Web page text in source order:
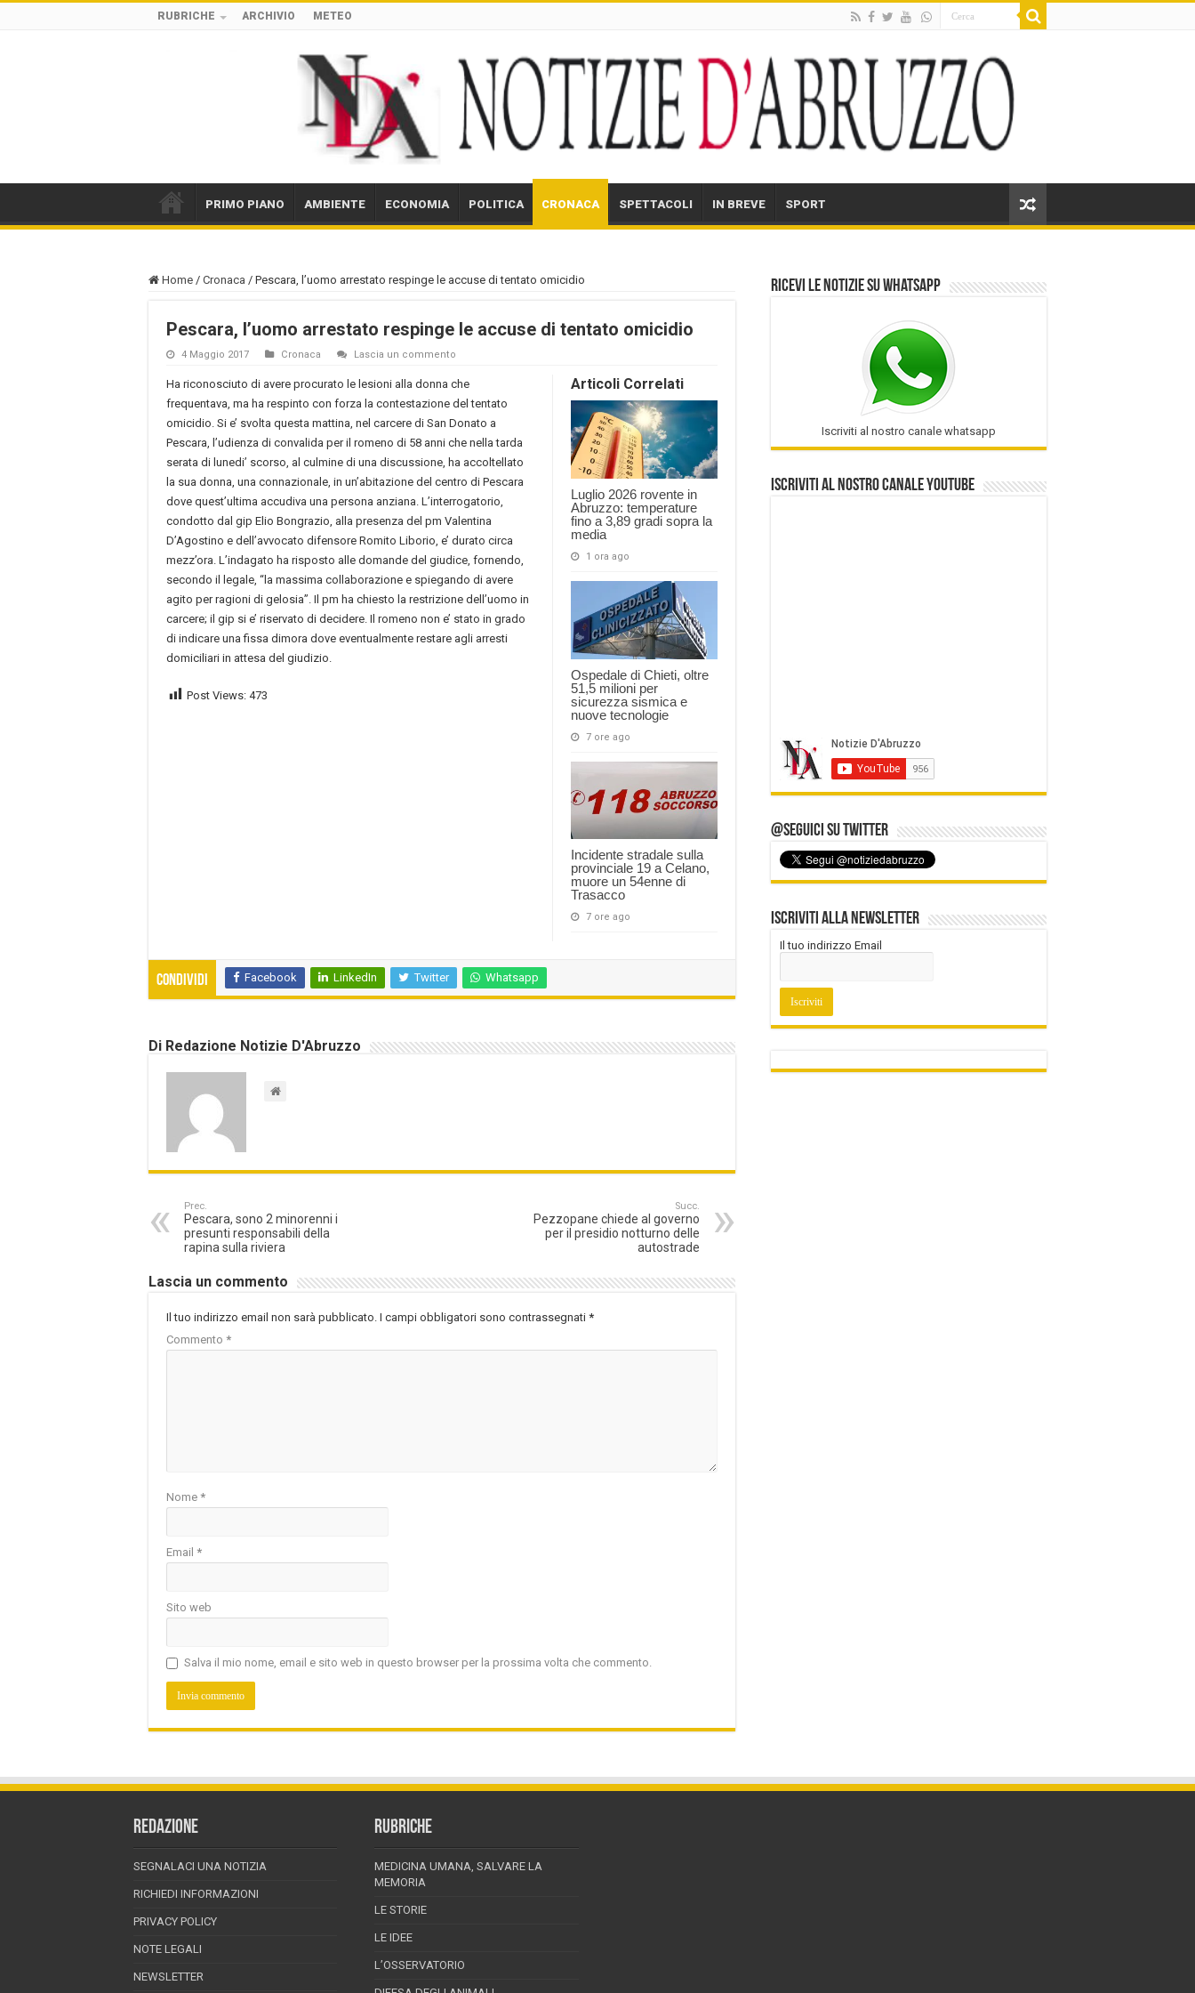
RUBRICHE ARCHIVIO METEO
PRIMO PIANO AMBIENTE ECONOMIA POLITICA CRONACA SPETTACOLI IN BREVE SPORT
Home / Cronaca / Pescara, l’uomo arrestato respinge le accuse di tentato omicidio
Pescara, l’uomo arrestato respinge le accuse di tentato omicidio
4 Maggio 2017 Cronaca Lascia un commento
Articoli Correlati
Luglio 2026 rovente in
Abruzzo: temperature
fino a 3,89 gradi sopra la
media
1 ora ago
Ospedale di Chieti, oltre
51,5 milioni per
sicurezza sismica e
nuove tecnologie
7 ore ago
Incidente stradale sulla
provinciale 19 a Celano,
muore un 54enne di
Trasacco
7 ore ago
Ha riconosciuto di avere procurato le lesioni alla donna che
frequentava, ma ha respinto con forza la contestazione del tentato
omicidio. Si e’ svolta questa mattina, nel carcere di San Donato a
Pescara, l’udienza di convalida per il romeno di 58 anni che nella tarda
serata di lunedi’ scorso, al culmine di una discussione, ha accoltellato
la sua donna, una connazionale, in un’abitazione del centro di Pescara
dove quest’ultima accudiva una persona anziana. L’interrogatorio,
condotto dal gip Elio Bongrazio, alla presenza del pm Valentina
D’Agostino e dell’avvocato difensore Romito Liborio, e’ durato circa
mezz’ora. L’indagato ha risposto alle domande del giudice, fornendo,
secondo il legale, “la massima collaborazione e spiegando di avere
agito per ragioni di gelosia”. Il pm ha chiesto la restrizione dell’uomo in
carcere; il gip si e’ riservato di decidere. Il romeno non e’ stato in grado
di indicare una fissa dimora dove eventualmente restare agli arresti
domiciliari in attesa del giudizio.
Post Views: 473
Condividi Facebook LinkedIn Twitter Whatsapp
Di Redazione Notizie D'Abruzzo
Prec.
Pescara, sono 2 minorenni i
presunti responsabili della
rapina sulla riviera
Succ.
Pezzopane chiede al governo
per il presidio notturno delle
autostrade
Lascia un commento
Il tuo indirizzo email non sarà pubblicato. I campi obbligatori sono contrassegnati *
Commento *
Nome *
Email *
Sito web
Salva il mio nome, email e sito web in questo browser per la prossima volta che commento.
Ricevi le notizie su Whatsapp
Iscriviti al nostro canale whatsapp
Iscriviti al nostro Canale Youtube
@Seguici su Twitter
Iscriviti alla Newsletter
Il tuo indirizzo Email
REDAZIONE
SEGNALACI UNA NOTIZIA
RICHIEDI INFORMAZIONI
PRIVACY POLICY
NOTE LEGALI
NEWSLETTER
RUBRICHE
MEDICINA UMANA, SALVARE LA
MEMORIA
LE STORIE
LE IDEE
L’OSSERVATORIO